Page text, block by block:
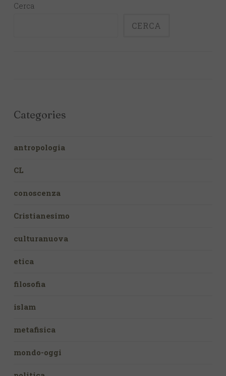
Cerca
CERCA
Categories
antropologia
CL
conoscenza
Cristianesimo
culturanuova
etica
filosofia
islam
metafisica
mondo-oggi